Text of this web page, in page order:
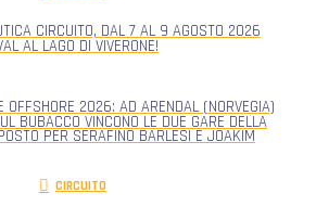
CIRCUITO, DAL 7 AL 9 AGOSTO 2026
AL LAGO DI VIVERONE!
OFFSHORE 2026: AD ARENDAL (NORVEGIA)
BUBACCO VINCONO LE DUE GARE DELLA
PER SERAFINO BARLESI E JOAKIM
CIRCUITO